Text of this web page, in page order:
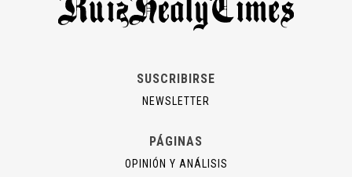
SUSCRIBIRSE
NEWSLETTER
PÁGINAS
OPINIÓN Y ANÁLISIS